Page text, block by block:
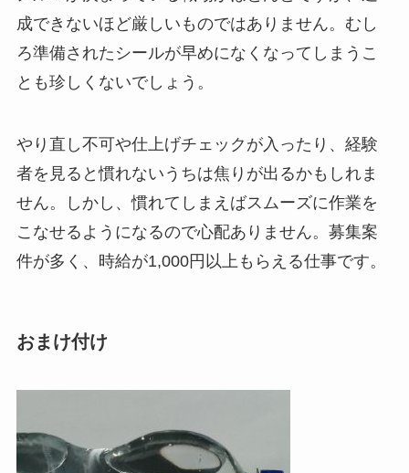
成できないほど厳しいものではありません。むし
ろ準備されたシールが早めになくなってしまうこ
とも珍しくないでしょう。
やり直し不可や仕上げチェックが入ったり、経験
者を見ると慣れないうちは焦りが出るかもしれま
せん。しかし、慣れてしまえばスムーズに作業を
こなせるようになるので心配ありません。募集案
件が多く、時給が1,000円以上もらえる仕事です。
おまけ付け